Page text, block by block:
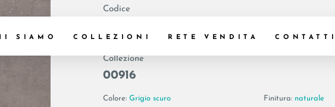
SIAMO COLLEZIONI RETE VENDITA CONTATTI
Codice
Collezione
00916
Colore: Grigio scuro Finitura: naturale